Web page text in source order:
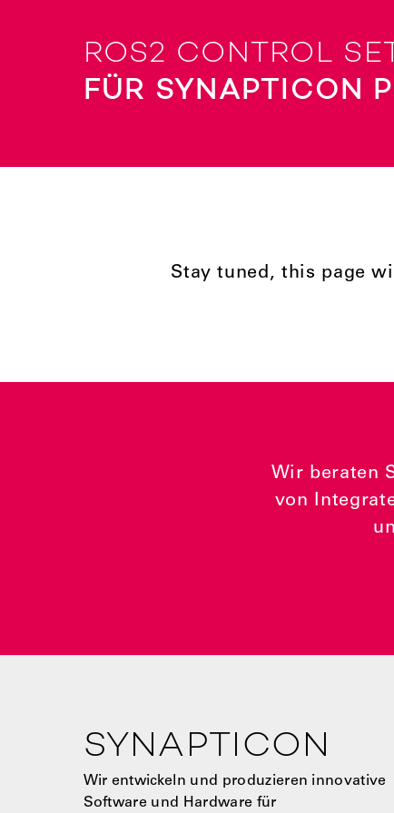
ROS2 CONTROL
FÜR SYNAPTICON
Stay tuned, this page
Wir beraten
von
SYNAPTICON
Wir entwickeln und produzieren innovative
Software und Hardware für